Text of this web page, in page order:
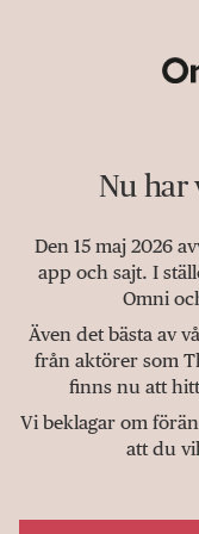
Nu har
Den 15 maj 2026
app och sajt. I
Omni
Även det bästa av
från aktörer som
finns nu att
Vi beklagar om
att du